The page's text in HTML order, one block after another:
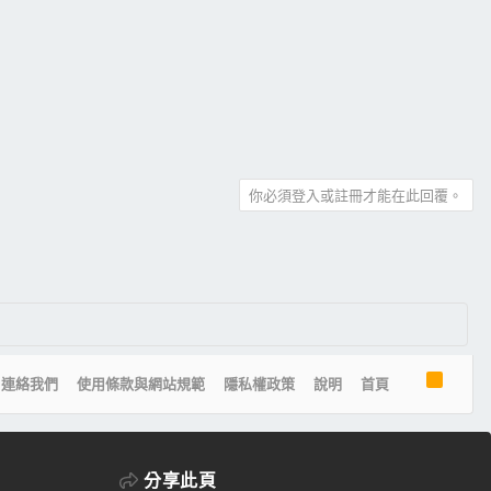
你必須登入或註冊才能在此回覆。
連絡我們 使用條款與網站規範 隱私權政策 說明 首頁
分享此頁